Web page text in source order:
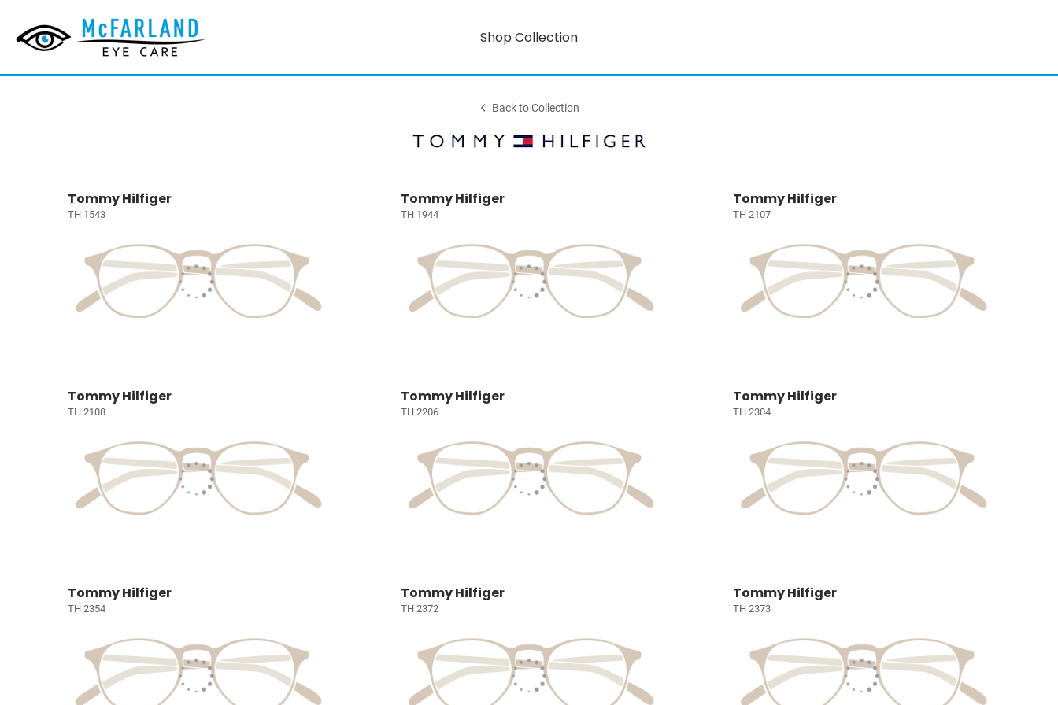
Shop Collection
Back to Collection
Tommy Hilfiger
TH 1543
Tommy Hilfiger
TH 1944
Tommy Hilfiger
TH 2107
Tommy Hilfiger
TH 2108
Tommy Hilfiger
TH 2206
Tommy Hilfiger
TH 2304
Tommy Hilfiger
TH 2354
Tommy Hilfiger
TH 2372
Tommy Hilfiger
TH 2373